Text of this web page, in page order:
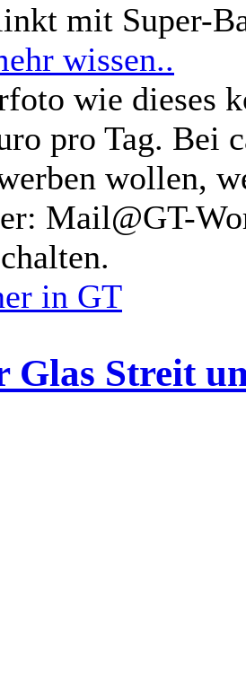
mit Super-
wissen..
wie dieses
pro Tag. Bei
wollen,
Mail@GT-
in GT
Glas Streit